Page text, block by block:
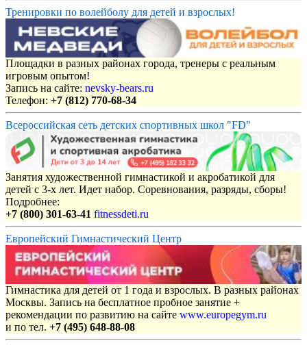
Тренировки по волейболу для детей и взрослых!
Площадки в разных районах города, тренеры с реальным
игровым опытом!
Запись на сайте: nevsky-bears.ru
Телефон: +7 (812) 770-68-34
Всероссийская сеть детских спортивных школ "FD"
Занятия художественной гимнастикой и акробатикой для
детей с 3-х лет. Идет набор. Соревнования, разряды, сборы!
Подробнее:
+7 (800) 301-63-41 fitnessdeti.ru
Европейский Гимнастический Центр
Гимнастика для детей от 1 года и взрослых. В разных районах
Москвы. Запись на бесплатное пробное занятие +
рекомендации по развитию на сайте www.europegym.ru
и по тел. +7 (495) 648-88-08